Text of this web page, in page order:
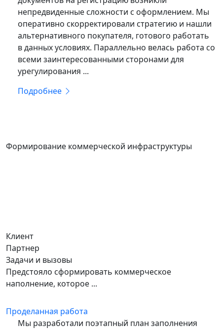
непредвиденные сложности с оформлением. Мы
оперативно скорректировали стратегию и нашли
альтернативного покупателя, готового работать
в данных условиях. Параллельно велась работа со
всеми заинтересованными сторонами для
урегулирования ...
Подробнее
Формирование коммерческой инфраструктуры
Клиент
Партнер
Задачи и вызовы
Предстояло сформировать коммерческое
наполнение, которое ...
Проделанная работа
Мы разработали поэтапный план заполнения